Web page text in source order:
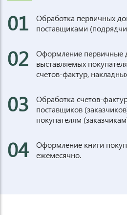
01
Обработка первичных
поставщиками
02
Оформление первичные
выставляемых
счетов-фактур,
03
Обработка счетов-
поставщиков
покупателям
04
Оформление книги
ежемесячно.